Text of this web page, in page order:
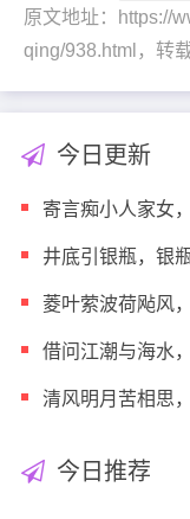
原文地址：https://
qing/938.html，转
今日更新
寄言痴小人家女
今日推荐